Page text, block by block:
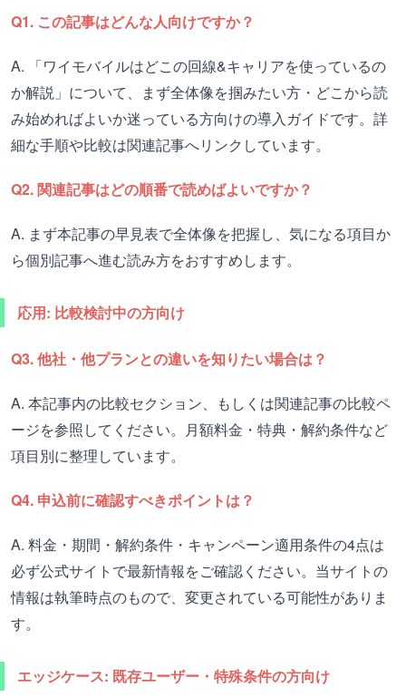
Q1. この記事はどんな人向けですか？
A. 「ワイモバイルはどこの回線&キャリアを使っているの
か解説」について、まず全体像を掴みたい方・どこから読
み始めればよいか迷っている方向けの導入ガイドです。詳
細な手順や比較は関連記事へリンクしています。
Q2. 関連記事はどの順番で読めばよいですか？
A. まず本記事の早見表で全体像を把握し、気になる項目か
ら個別記事へ進む読み方をおすすめします。
応用: 比較検討中の方向け
Q3. 他社・他プランとの違いを知りたい場合は？
A. 本記事内の比較セクション、もしくは関連記事の比較ペ
ージを参照してください。月額料金・特典・解約条件など
項目別に整理しています。
Q4. 申込前に確認すべきポイントは？
A. 料金・期間・解約条件・キャンペーン適用条件の4点は
必ず公式サイトで最新情報をご確認ください。当サイトの
情報は執筆時点のもので、変更されている可能性がありま
す。
エッジケース: 既存ユーザー・特殊条件の方向け